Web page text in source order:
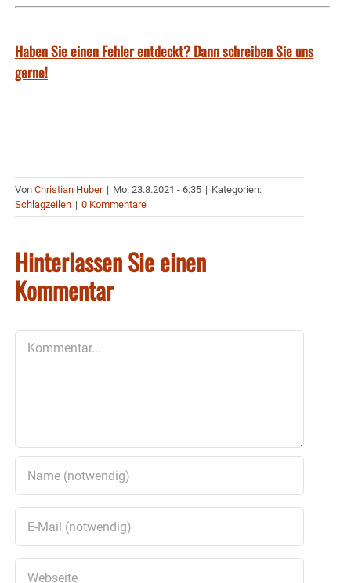
Haben Sie einen Fehler entdeckt? Dann schreiben Sie uns
gerne!
Von Christian Huber | Mo. 23.8.2021 - 6:35 | Kategorien:
Schlagzeilen | 0 Kommentare
Hinterlassen Sie einen
Kommentar